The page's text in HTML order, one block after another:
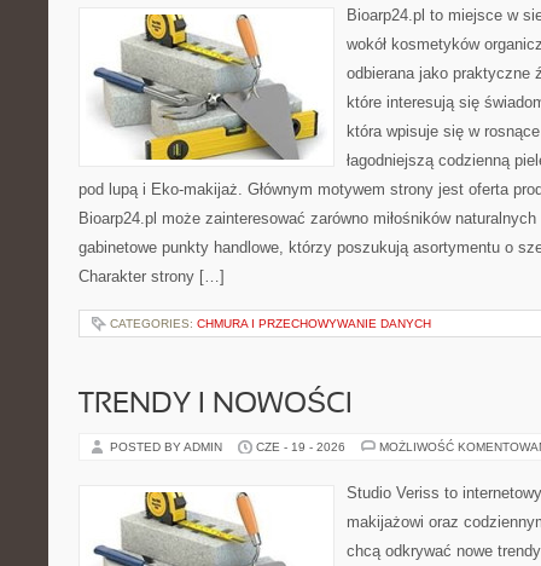
Bioarp24.pl to miejsce w
wokół kosmetyków
odbierana jako praktyczne
które interesują się
która wpisuje się w
łagodniejszą codzienną
pod lupą i Eko-makijaż. Głównym motywem strony jest oferta
Bioarp24.pl może zainteresować zarówno miłośników
gabinetowe punkty handlowe, którzy poszukują asortymentu o
Charakter strony […]
CATEGORIES: CHMURA I PRZECHOWYWANIE DANYCH
TRENDY I NOWOŚCI
POSTED BY ADMIN CZE - 19 - 2026 MOŻLIWOŚĆ
Studio Veriss to
makijażowi oraz
chcą odkrywać nowe